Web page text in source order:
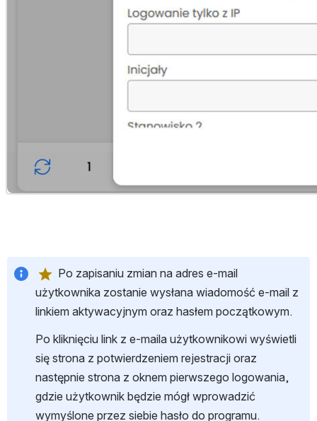
Po zapisaniu zmian na adres e-mail
użytkownika zostanie wysłana wiadomość e-mail z
linkiem aktywacyjnym oraz hasłem początkowym.
Po kliknięciu link z e-maila użytkownikowi wyświetli
się strona z potwierdzeniem rejestracji oraz
następnie strona z oknem pierwszego logowania,
gdzie użytkownik będzie mógł wprowadzić
wymyślone przez siebie hasło do programu.